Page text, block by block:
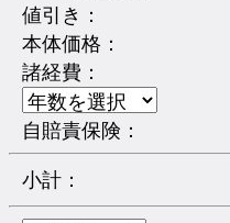
値引き：
本体価格：
諸経費：
自賠責保険：
小計：